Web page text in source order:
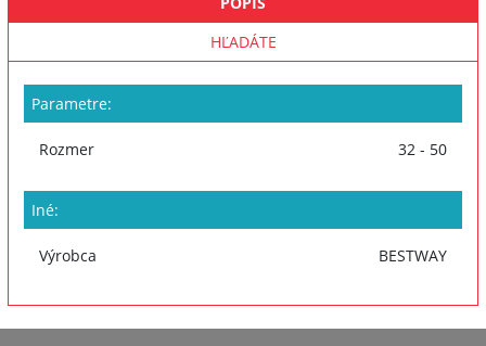
HĽADÁTE
Parametre:
Rozmer 32 - 50
Iné:
Výrobca BESTWAY